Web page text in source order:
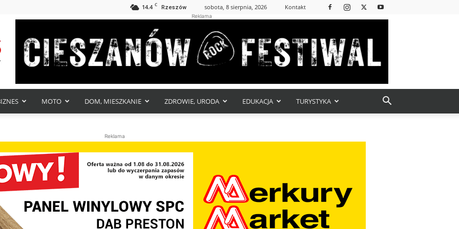
14.4 C Rzeszów sobota, 8 sierpnia, 2026 Kontakt
Reklama
MOTO DOM, MIESZKANIE ZDROWIE, URODA EDUKACJA TURYSTYKA
Reklama